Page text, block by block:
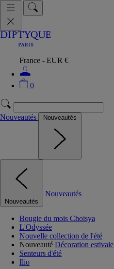
France - EUR €
0
Nouveautés Nouveautés
Nouveautés
Nouveautés
Bougie du mois Choisya
L'Odyssée
Nouvelle collection de l'été
Nouveauté Décoration estivale
Senteurs d'été
Ilio